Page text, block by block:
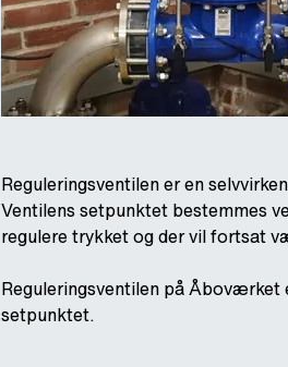
Reguleringsventilen er en
Ventilens setpunktet bestemmes
regulere trykket og der vil fortsat
Reguleringsventilen på
setpunktet.